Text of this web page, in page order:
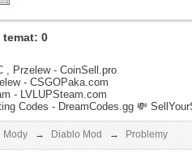
0
, Przelew - CoinSell.pro
- CSGOPaka.com
- LVLUPSteam.com
Codes - DreamCodes.gg 💸
Mody → Diablo Mod → Problemy